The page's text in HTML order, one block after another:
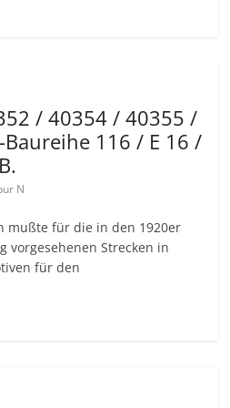
/ 40354 / 40355 /
Baureihe 116 / E 16 /
N
mußte für die in den 1920er
vorgesehenen Strecken in
für den